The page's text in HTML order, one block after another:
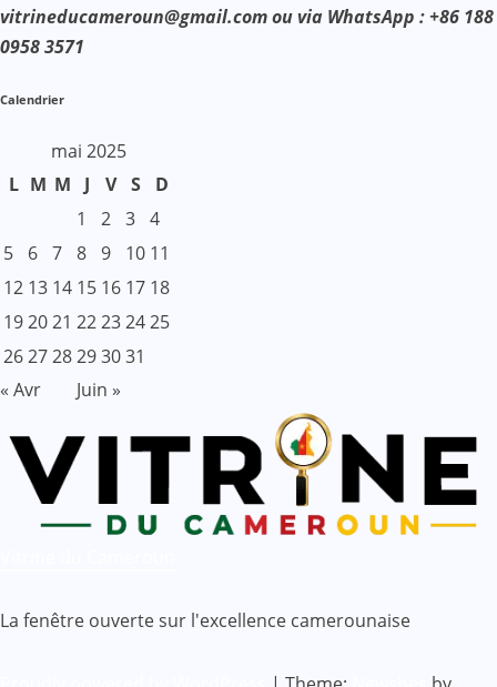
vitrineducameroun@gmail.com ou via WhatsApp : +86 188
0958 3571
Calendrier
mai 2025
L M M J V S
D
1
2 3 4
5
6 7 8 9 10 11
12 13 14 15 16 17 18
192021 22232425
262728293031
« Avr
Juin »
La fenêtre ouverte sur l'excellence camerounaise